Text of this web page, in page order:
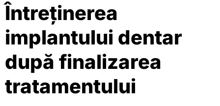
Întreținerea
implantului dentar
după finalizarea
tratamentului